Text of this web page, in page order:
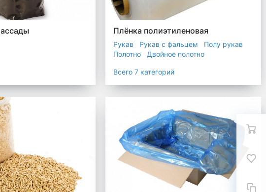
Плёнка полиэтиленовая
Рукав Рукав с фальцем
Полу рукав
Полотно
Двойное полотно
Всего 7 категорий